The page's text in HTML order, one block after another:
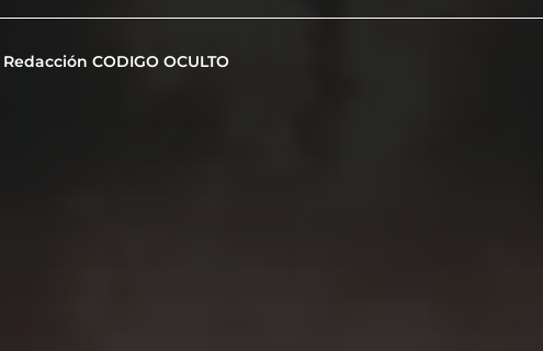
Redacción CODIGO OCULTO